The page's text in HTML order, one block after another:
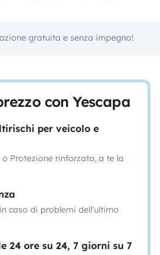
gratuita e senza impegno!
con Yescapa
per veicolo e
o Protezione rinforzata, a te la
caso di problemi dell'ultimo
24 ore su 24, 7 giorni su 7